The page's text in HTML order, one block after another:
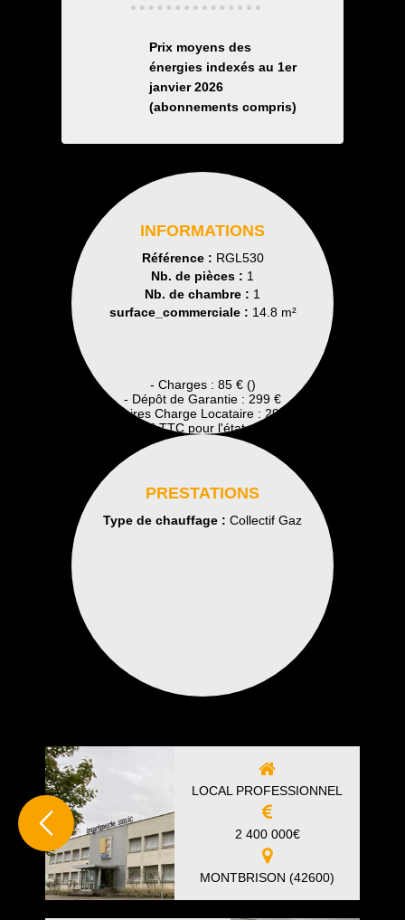
Prix moyens des
énergies indexés au 1er
janvier 2026
(abonnements compris)
INFORMATIONS
Référence : RGL530
Nb. de pièces : 1
Nb. de chambre : 1
surface_commerciale : 14.8 m²
- Charges : 85 € ()
- Dépôt de Garantie : 299 €
- Honoraires Charge Locataire : 299 € TTC
Dont 0 € TTC pour l'état des lieux
PRESTATIONS
Type de chauffage : Collectif Gaz
LOCAL PROFESSIONNEL
2 400 000€
MONTBRISON (42600)